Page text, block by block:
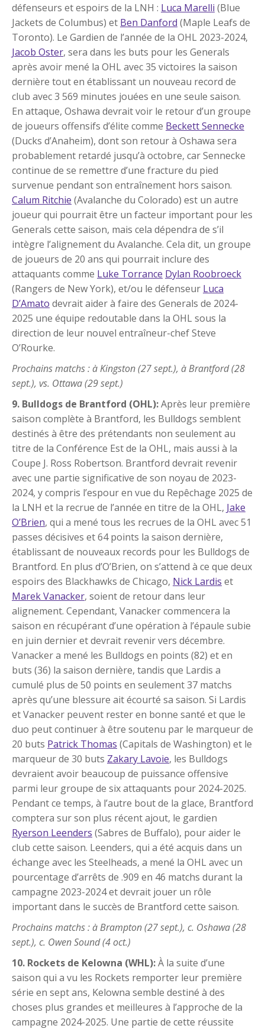
défenseurs et espoirs de la LNH : Luca Marelli (Blue
Jackets de Columbus) et Ben Danford (Maple Leafs de
Toronto). Le Gardien de l’année de la OHL 2023-2024,
Jacob Oster, sera dans les buts pour les Generals
après avoir mené la OHL avec 35 victoires la saison
dernière tout en établissant un nouveau record de
club avec 3 569 minutes jouées en une seule saison.
En attaque, Oshawa devrait voir le retour d’un groupe
de joueurs offensifs d’élite comme Beckett Sennecke
(Ducks d’Anaheim), dont son retour à Oshawa sera
probablement retardé jusqu’à octobre, car Sennecke
continue de se remettre d’une fracture du pied
survenue pendant son entraînement hors saison.
Calum Ritchie (Avalanche du Colorado) est un autre
joueur qui pourrait être un facteur important pour les
Generals cette saison, mais cela dépendra de s’il
intègre l’alignement du Avalanche. Cela dit, un groupe
de joueurs de 20 ans qui pourrait inclure des
attaquants comme Luke Torrance Dylan Roobroeck
(Rangers de New York), et/ou le défenseur Luca
D’Amato devrait aider à faire des Generals de 2024-
2025 une équipe redoutable dans la OHL sous la
direction de leur nouvel entraîneur-chef Steve
O’Rourke.
Prochains matchs : à Kingston (27 sept.), à Brantford (28
sept.), vs. Ottawa (29 sept.)
9. Bulldogs de Brantford (OHL):Après leur première
saison complète à Brantford, les Bulldogs semblent
destinés à être des prétendants non seulement au
titre de la Conférence Est de la OHL, mais aussi à la
Coupe J. Ross Robertson. Brantford devrait revenir
avec une partie significative de son noyau de 2023-
2024, y compris l’espour en vue du Repêchage 2025 de
la LNH et la recrue de l’année en titre de la OHL, Jake
O’Brien, qui a mené tous les recrues de la OHL avec 51
passes décisives et 64 points la saison dernière,
établissant de nouveaux records pour les Bulldogs de
Brantford. En plus d’O’Brien, on s’attend à ce que deux
espoirs des Blackhawks de Chicago, Nick Lardis et
Marek Vanacker, soient de retour dans leur
alignement. Cependant, Vanacker commencera la
saison en récupérant d’une opération à l’épaule subie
en juin dernier et devrait revenir vers décembre.
Vanacker a mené les Bulldogs en points (82) et en
buts (36) la saison dernière, tandis que Lardis a
cumulé plus de 50 points en seulement 37 matchs
après qu’une blessure ait écourté sa saison. Si Lardis
et Vanacker peuvent rester en bonne santé et que le
duo peut continuer à être soutenu par le marqueur de
20 buts Patrick Thomas (Capitals de Washington) et le
marqueur de 30 buts Zakary Lavoie, les Bulldogs
devraient avoir beaucoup de puissance offensive
parmi leur groupe de six attaquants pour 2024-2025.
Pendant ce temps, à l’autre bout de la glace, Brantford
comptera sur son plus récent ajout, le gardien
Ryerson Leenders (Sabres de Buffalo), pour aider le
club cette saison. Leenders, qui a été acquis dans un
échange avec les Steelheads, a mené la OHL avec un
pourcentage d’arrêts de .909 en 46 matchs durant la
campagne 2023-2024 et devrait jouer un rôle
important dans le succès de Brantford cette saison.
Prochains matchs : à Brampton (27 sept.), c. Oshawa (28
sept.), c. Owen Sound (4 oct.)
10. Rockets de Kelowna (WHL):À la suite d’une
saison qui a vu les Rockets remporter leur première
série en sept ans, Kelowna semble destiné à des
choses plus grandes et meilleures à l’approche de la
campagne 2024-2025. Une partie de cette réussite